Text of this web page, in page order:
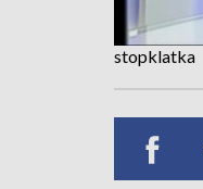
stopklatka